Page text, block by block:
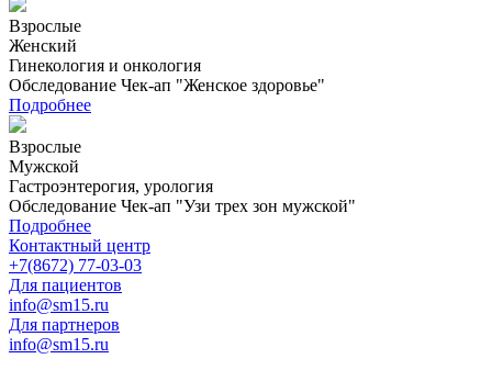
Взрослые
Женский
Гинекология и онкология
Обследование Чек-ап "Женское здоровье"
Подробнее
Взрослые
Мужской
Гастроэнтерогия, урология
Обследование Чек-ап "Узи трех зон мужской"
Подробнее
Контактный центр
+7(8672) 77-03-03
Для пациентов
info@sm15.ru
Для партнеров
info@sm15.ru